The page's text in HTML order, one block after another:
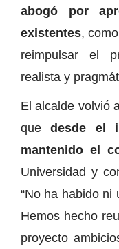
abogó por
existentes,
reimpulsar el
realista y
El alcalde volvió
quedesde el
mantenido el
Universidad y
“No ha habido ni
Hemos hecho
proyecto